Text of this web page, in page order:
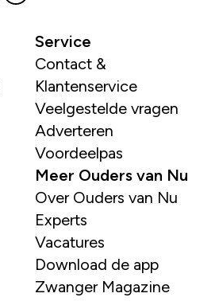
Service
Contact &
Klantenservice
Veelgestelde vragen
Adverteren
Voordeelpas
Meer Ouders van Nu
Over Ouders van Nu
Experts
Vacatures
Download de app
Zwanger Magazine